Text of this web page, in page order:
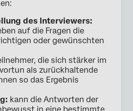
des Interviewers:
auf die Fragen die
oder gewünschten
die sich stärker im
als zurückhaltende
so das Ergebnis
kann die Antworten der